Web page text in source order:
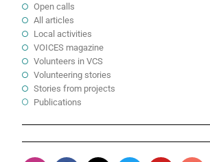
Open calls
All articles
Local activities
VOICES magazine
Volunteers in VCS
Volunteering stories
Stories from projects
Publications